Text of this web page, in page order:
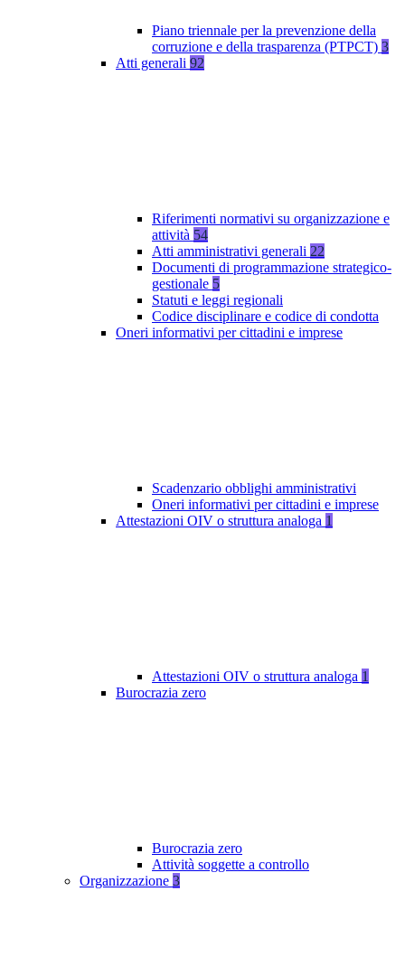
Piano triennale per la prevenzione della
corruzione e della trasparenza (PTPCT) 3
Atti generali 92
Riferimenti normativi su organizzazione e
attività 54
Atti amministrativi generali 22
Documenti di programmazione strategico-
gestionale 5
Statuti e leggi regionali
Codice disciplinare e codice di condotta
Oneri informativi per cittadini e imprese
Scadenzario obblighi amministrativi
Oneri informativi per cittadini e imprese
Attestazioni OIV o struttura analoga 1
Attestazioni OIV o struttura analoga 1
Burocrazia zero
Burocrazia zero
Attività soggette a controllo
Organizzazione 3